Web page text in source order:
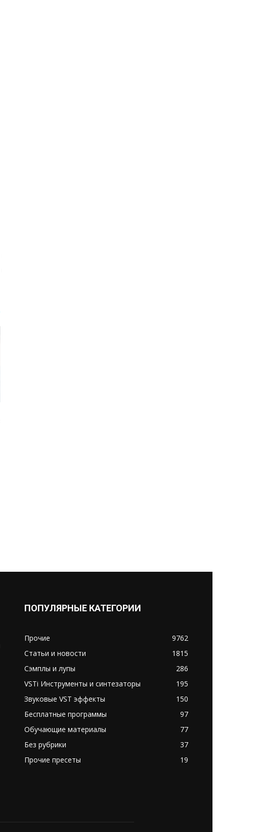
ПОПУЛЯРНЫЕ КАТЕГОРИИ
Прочие
9762
Статьи и новости
1815
Сэмплы и лупы
286
VSTi Инструменты и синтезаторы
195
Звуковые VST эффекты
150
Бесплатные программы
97
Обучающие материалы
77
Без рубрики
37
Прочие пресеты
19